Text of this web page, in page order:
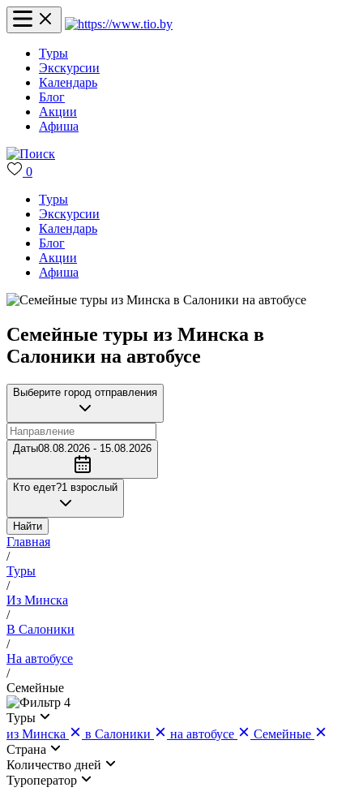
Туры
Экскурсии
Календарь
Блог
Акции
Афиша
0
Туры
Экскурсии
Календарь
Блог
Акции
Афиша
Семейные туры из Минска в
Салоники на автобусе
Выберите город отправления
Даты08.08.2026 - 15.08.2026
Кто едет?1 взрослый
Найти
Главная
/
Туры
/
Из Минска
/
В Салоники
/
На автобусе
/
Семейные
4
Туры
из Минска
в Салоники на автобусе
Семейные
Страна
Количество дней
Туроператор